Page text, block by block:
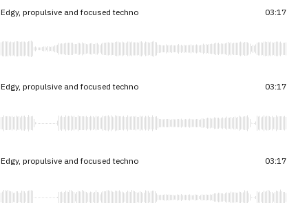
Edgy, propulsive and focused techno 03:17
Edgy, propulsive and focused techno 03:17
Edgy, propulsive and focused techno 03:17